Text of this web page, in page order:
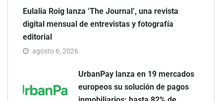
Eulalia Roig lanza ‘The Journal’, una revista
digital mensual de entrevistas y fotografía
editorial
agosto 6, 2026
UrbanPay lanza en 19 mercados
europeos su solución de pagos